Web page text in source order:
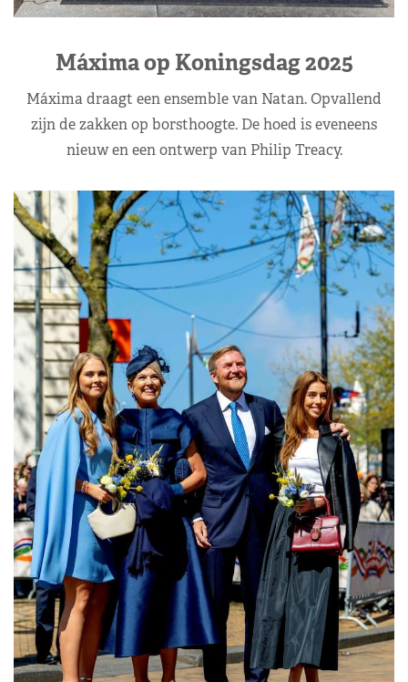
Máxima op Koningsdag 2025
Máxima draagt een ensemble van Natan. Opvallend
zijn de zakken op borsthoogte. De hoed is eveneens
nieuw en een ontwerp van Philip Treacy.